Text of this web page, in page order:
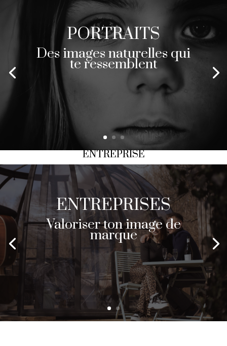
PORTRAITS
Des images naturelles qui
te ressemblent
ENTREPRISE
ENTREPRISES
Valoriser ton image de
marque